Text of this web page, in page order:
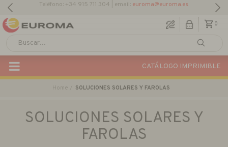
Teléfono: +34 915 711 304 | email: euroma@euroma.es
0
CATÁLOGO IMPRIMIBLE
Home SOLUCIONES SOLARES Y FAROLAS
SOLUCIONES SOLARES Y
FAROLAS